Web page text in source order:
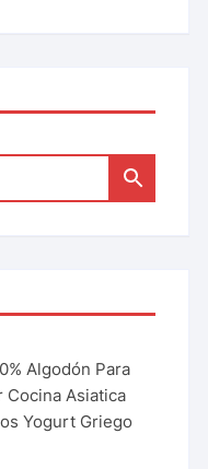
Algodón Para
Cocina Asiatica
Yogurt Griego